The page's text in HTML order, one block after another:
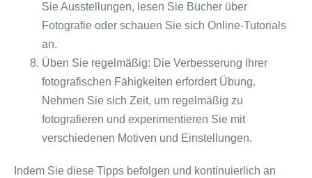
Sie Ausstellungen, lesen Sie Bücher über
Fotografie oder schauen Sie sich Online-Tutorials
an.
Üben Sie regelmäßig: Die Verbesserung Ihrer
fotografischen Fähigkeiten erfordert Übung.
Nehmen Sie sich Zeit, um regelmäßig zu
fotografieren und experimentieren Sie mit
verschiedenen Motiven und Einstellungen.
Indem Sie diese Tipps befolgen und kontinuierlich an